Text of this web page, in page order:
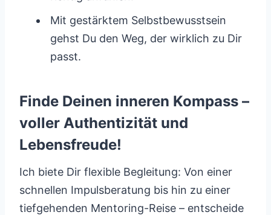
Mit gestärktem Selbstbewusstsein
gehst Du den Weg, der wirklich zu Dir
passt.
Finde Deinen inneren Kompass –
voller Authentizität und
Lebensfreude!
Ich biete Dir flexible Begleitung: Von einer
schnellen Impulsberatung bis hin zu einer
tiefgehenden Mentoring-Reise – entscheide